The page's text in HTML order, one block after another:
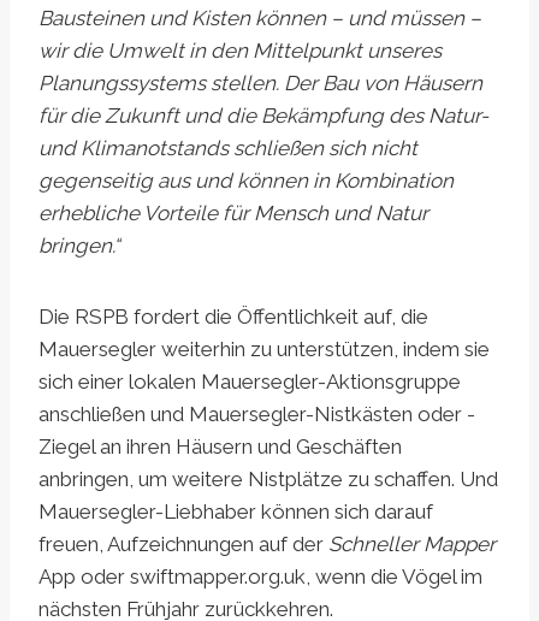
Bausteinen und Kisten können – und müssen –
wir die Umwelt in den Mittelpunkt unseres
Planungssystems stellen. Der Bau von Häusern
für die Zukunft und die Bekämpfung des Natur-
und Klimanotstands schließen sich nicht
gegenseitig aus und können in Kombination
erhebliche Vorteile für Mensch und Natur
bringen.“
Die RSPB fordert die Öffentlichkeit auf, die
Mauersegler weiterhin zu unterstützen, indem sie
sich einer lokalen Mauersegler-Aktionsgruppe
anschließen und Mauersegler-Nistkästen oder -
Ziegel an ihren Häusern und Geschäften
anbringen, um weitere Nistplätze zu schaffen. Und
Mauersegler-Liebhaber können sich darauf
freuen, Aufzeichnungen auf der Schneller Mapper
App oder swiftmapper.org.uk, wenn die Vögel im
nächsten Frühjahr zurückkehren.